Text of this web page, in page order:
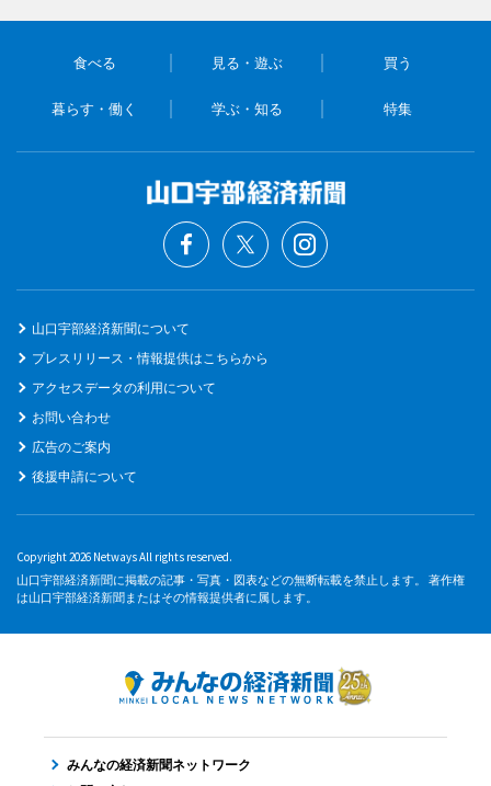
食べる 見る・遊ぶ 買う
暮らす・働く 学ぶ・知る 特集
山口宇部経済新聞について
プレスリリース・情報提供はこちらから
アクセスデータの利用について
お問い合わせ
広告のご案内
後援申請について
Copyright 2026 Netways All rights reserved.
山口宇部経済新聞に掲載の記事・写真・図表などの無断転載を禁止します。 著作権
は山口宇部経済新聞またはその情報提供者に属します。
みんなの経済新聞ネットワーク